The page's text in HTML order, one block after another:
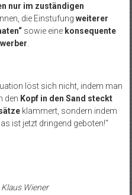
nur im zuständigen
die Einstufung weiterer
sowie eine konsequente
löst sich nicht, indem man
den Kopf in den Sand steckt
klammert, sondern indem
ist jetzt dringend geboten!“
Wiener